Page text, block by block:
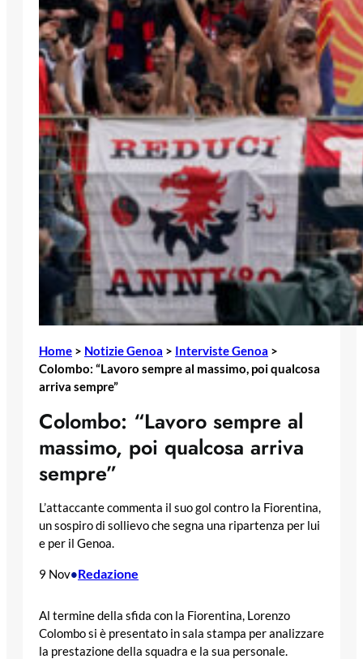
Home > Notizie Genoa > Interviste Genoa >
Colombo: “Lavoro sempre al massimo, poi qualcosa
arriva sempre”
Colombo: “Lavoro sempre al
massimo, poi qualcosa arriva
sempre”
L’attaccante commenta il suo gol contro la Fiorentina,
un sospiro di sollievo che segna una ripartenza per lui
e per il Genoa.
9 Nov•Redazione
Al termine della sfida con la Fiorentina, Lorenzo
Colombo si è presentato in sala stampa per analizzare
la prestazione della squadra e la sua personale.